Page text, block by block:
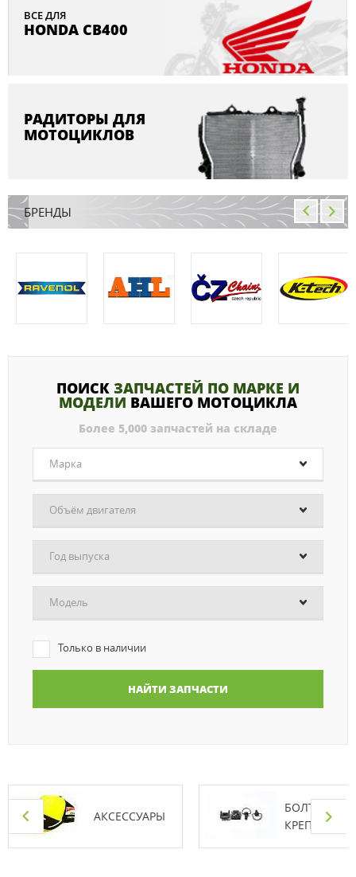
ВСЕ ДЛЯ
HONDA CB400
РАДИТОРЫ ДЛЯ
МОТОЦИКЛОВ
БРЕНДЫ
ПОИСК ЗАПЧАСТЕЙ ПО МАРКЕ И
МОДЕЛИ ВАШЕГО МОТОЦИКЛА
Более 5,000 запчастей на складе
Марка
Объём двигателя
Год выпуска
Модель
Только в наличии
АКСЕССУАРЫ
БОЛТЫ И
КРЕПЕЖ